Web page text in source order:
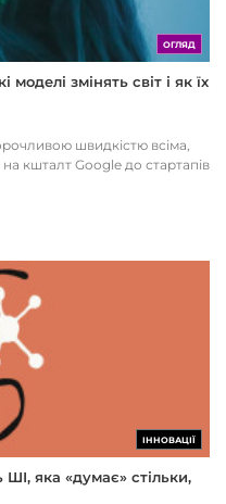
ОГЛЯД
змінять світ і як їх
швидкістю всіма,
кшталт Google до стартапів
ІННОВАЦІЇ
яка «думає» стільки,